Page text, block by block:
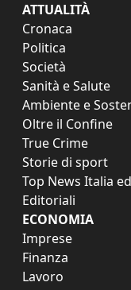
ATTUALITÀ
Cronaca
Politica
Società
Sanità e Salute
Ambiente e
Oltre il Confine
True Crime
Storie di sport
Top News Italia
Editoriali
ECONOMIA
Imprese
Finanza
Lavoro